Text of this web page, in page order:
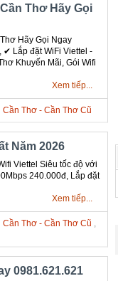
Thơ Hãy Gọi
Hãy Gọi Ngay
‎Lắp đặt WiFi Viettel -
Khuyến Mãi, Gói Wifi
Xem tiếp...
Cần Thơ - Cần Thơ Cũ
Năm 2026
Viettel Siêu tốc độ với
240.000đ, Lắp đặt
Xem tiếp...
Cần Thơ - Cần Thơ Cũ ,
0981.621.621